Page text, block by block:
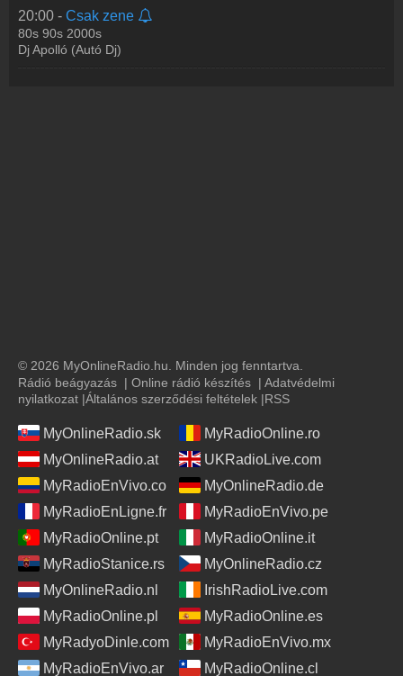
20:00 - Csak zene
80s 90s 2000s
Dj Apolló (Autó Dj)
© 2026 MyOnlineRadio.hu. Minden jog fenntartva.
Rádió beágyazás | Online rádió készítés | Adatvédelmi
nyilatkozat |Általános szerződési feltételek |RSS
MyOnlineRadio.sk
MyRadioOnline.ro
MyOnlineRadio.at
UKRadioLive.com
MyRadioEnVivo.co
MyOnlineRadio.de
MyRadioEnLigne.fr
MyRadioEnVivo.pe
MyRadioOnline.pt
MyRadioOnline.it
MyRadioStanice.rs
MyOnlineRadio.cz
MyOnlineRadio.nl
IrishRadioLive.com
MyRadioOnline.pl
MyRadioOnline.es
MyRadyoDinle.com
MyRadioEnVivo.mx
MyRadioEnVivo.ar
MyRadioOnline.cl